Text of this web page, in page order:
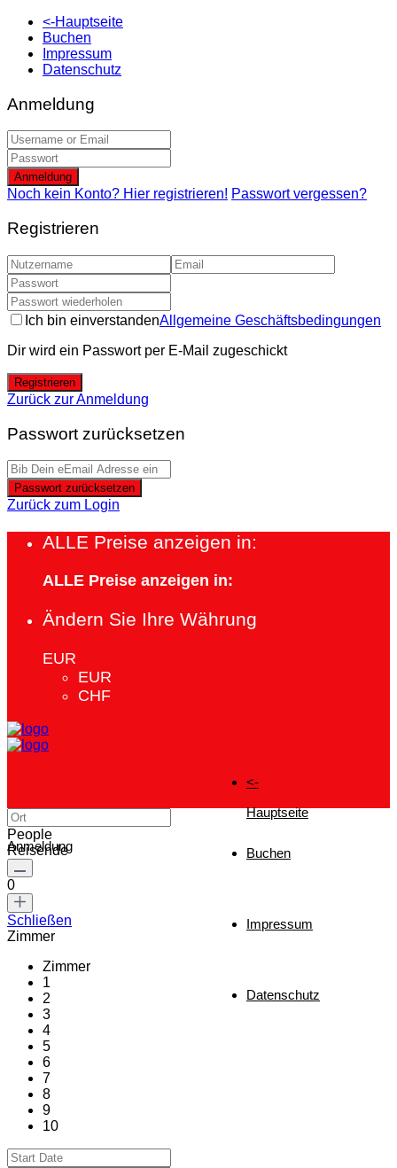
<-Hauptseite
Buchen
Impressum
Datenschutz
Anmeldung
Anmeldung
Noch kein Konto? Hier registrieren! Passwort vergessen?
Registrieren
Ich bin einverstandenAllgemeine Geschäftsbedingungen
Dir wird ein Passwort per E-Mail zugeschickt
Registrieren
Zurück zur Anmeldung
Passwort zurücksetzen
Passwort zurücksetzen
Zurück zum Login
ALLE Preise anzeigen in:
ALLE Preise anzeigen in:
Ändern Sie Ihre Währung
EUR
EUR
CHF
<-
Hauptseite
Buchen
Impressum
Datenschutz
Anmeldung
People
Reisende
0
Schließen
Zimmer
Zimmer
1
2
3
4
5
6
7
8
9
10